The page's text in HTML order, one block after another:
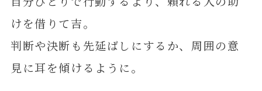
けを借りて吉。
判断や決断も先延ばしにするか、周囲の意
見に耳を傾けるように。